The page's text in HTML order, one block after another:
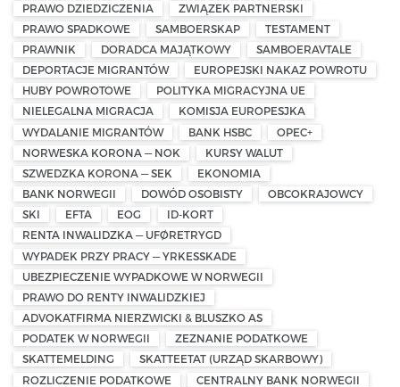
PRAWO DZIEDZICZENIA
ZWIĄZEK PARTNERSKI
PRAWO SPADKOWE
SAMBOERSKAP
TESTAMENT
PRAWNIK
DORADCA MAJĄTKOWY
SAMBOERAVTALE
DEPORTACJE MIGRANTÓW
EUROPEJSKI NAKAZ POWROTU
HUBY POWROTOWE
POLITYKA MIGRACYJNA UE
NIELEGALNA MIGRACJA
KOMISJA EUROPESJKA
WYDALANIE MIGRANTÓW
BANK HSBC
OPEC+
NORWESKA KORONA — NOK
KURSY WALUT
SZWEDZKA KORONA — SEK
EKONOMIA
BANK NORWEGII
DOWÓD OSOBISTY
OBCOKRAJOWCY
SKI
EFTA EOG
ID-KORT
RENTA INWALIDZKA — UFØRETRYGD
WYPADEK PRZY PRACY — YRKESSKADE
UBEZPIECZENIE WYPADKOWE W NORWEGII
PRAWO DO RENTY INWALIDZKIEJ
ADVOKATFIRMA NIERZWICKI & BLUSZKO AS
PODATEK W NORWEGII
ZEZNANIE PODATKOWE
SKATTEMELDING
SKATTEETAT (URZĄD SKARBOWY)
ROZLICZENIE PODATKOWE
CENTRALNY BANK NORWEGII